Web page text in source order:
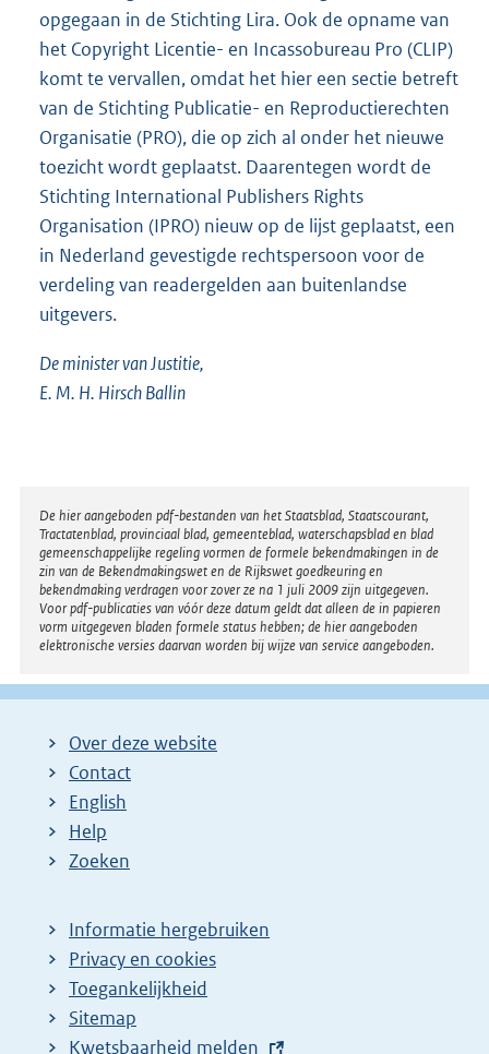
opgegaan in de Stichting Lira. Ook de opname van
het Copyright Licentie- en Incassobureau Pro (CLIP)
komt te vervallen, omdat het hier een sectie betreft
van de Stichting Publicatie- en Reproductierechten
Organisatie (PRO), die op zich al onder het nieuwe
toezicht wordt geplaatst. Daarentegen wordt de
Stichting International Publishers Rights
Organisation (IPRO) nieuw op de lijst geplaatst, een
in Nederland gevestigde rechtspersoon voor de
verdeling van readergelden aan buitenlandse
uitgevers.
De minister van Justitie,
E. M. H. Hirsch Ballin
Disclaimer
De hier aangeboden pdf-bestanden van het Staatsblad, Staatscourant,
Tractatenblad, provinciaal blad, gemeenteblad, waterschapsblad en blad
gemeenschappelijke regeling vormen de formele bekendmakingen in de
zin van de Bekendmakingswet en de Rijkswet goedkeuring en
bekendmaking verdragen voor zover ze na 1 juli 2009 zijn uitgegeven.
Voor pdf-publicaties van vóór deze datum geldt dat alleen de in papieren
vorm uitgegeven bladen formele status hebben; de hier aangeboden
elektronische versies daarvan worden bij wijze van service aangeboden.
Over deze website
Contact
English
Help
Zoeken
Informatie hergebruiken
Privacy en cookies
Toegankelijkheid
Sitemap
E
Kwetsbaarheid melden